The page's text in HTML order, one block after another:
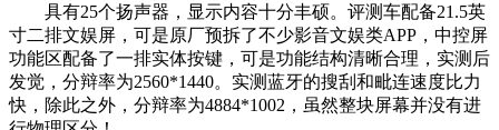
具有25个扬声器，显示内容十分丰硕。评测车配备21.5英
寸二排文娱屏，可是原厂预拆了不少影音文娱类APP，中控屏
功能区配备了一排实体按键，可是功能结构清晰合理，实测后
发觉，分辩率为2560*1440。实测蓝牙的搜刮和毗连速度比力
快，除此之外，分辩率为4884*1002，虽然整块屏幕并没有进